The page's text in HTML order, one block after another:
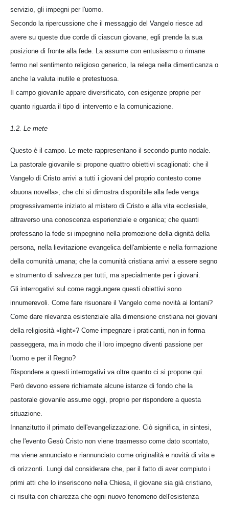
servizio, gli impegni per l'uomo.
Secondo la ripercussione che il messaggio del Vangelo riesce ad
avere su queste due corde di ciascun giovane, egli prende la sua
posizione di fronte alla fede. La assume con entusiasmo o rimane
fermo nel sentimento religioso generico, la relega nella dimenticanza o
anche la valuta inutile e pretestuosa.
Il campo giovanile appare diversificato, con esigenze proprie per
quanto riguarda il tipo di intervento e la comunicazione.
1.2. Le mete
Questo è il campo. Le mete rappresentano il secondo punto nodale.
La pastorale giovanile si propone quattro obiettivi scaglionati: che il
Vangelo di Cristo arrivi a tutti i giovani del proprio contesto come
«buona novella»; che chi si dimostra disponibile alla fede venga
progressivamente iniziato al mistero di Cristo e alla vita ecclesiale,
attraverso una conoscenza esperienziale e organica; che quanti
professano la fede si impegnino nella promozione della dignità della
persona, nella lievitazione evangelica dell'ambiente e nella formazione
della comunità umana; che la comunità cristiana arrivi a essere segno
e strumento di salvezza per tutti, ma specialmente per i giovani.
Gli interrogativi sul come raggiungere questi obiettivi sono
innumerevoli. Come fare risuonare il Vangelo come novità ai lontani?
Come dare rilevanza esistenziale alla dimensione cristiana nei giovani
della religiosità «light»? Come impegnare i praticanti, non in forma
passeggera, ma in modo che il loro impegno diventi passione per
l'uomo e per il Regno?
Rispondere a questi interrogativi va oltre quanto ci si propone qui.
Però devono essere richiamate alcune istanze di fondo che la
pastorale giovanile assume oggi, proprio per rispondere a questa
situazione.
Innanzitutto il primato dell'evangelizzazione. Ciò significa, in sintesi,
che l'evento Gesù Cristo non viene trasmesso come dato scontato,
ma viene annunciato e riannunciato come originalità e novità di vita e
di orizzonti. Lungi dal considerare che, per il fatto di aver compiuto i
primi atti che lo inseriscono nella Chiesa, il giovane sia già cristiano,
ci risulta con chiarezza che ogni nuovo fenomeno dell'esistenza